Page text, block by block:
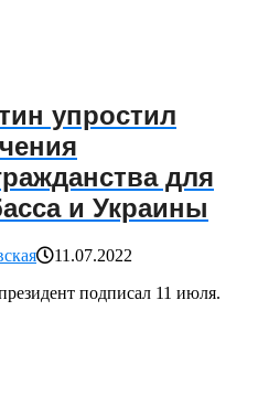
упростил
для
и Украины
11.07.2022
подписал 11 июля.